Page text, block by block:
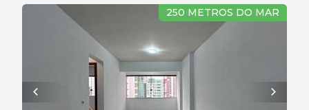
250 METROS DO MAR